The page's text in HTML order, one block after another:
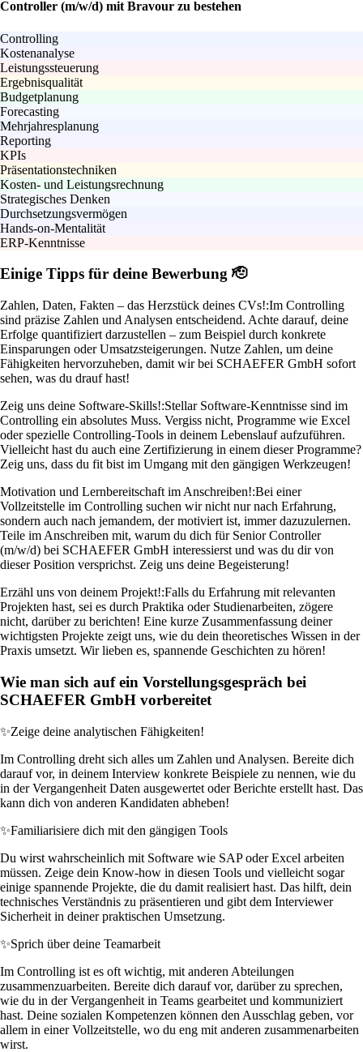
Controller (m/w/d) mit Bravour zu bestehen
Controlling
Kostenanalyse
Leistungssteuerung
Ergebnisqualität
Budgetplanung
Forecasting
Mehrjahresplanung
Reporting
KPIs
Präsentationstechniken
Kosten- und Leistungsrechnung
Strategisches Denken
Durchsetzungsvermögen
Hands-on-Mentalität
ERP-Kenntnisse
Einige Tipps für deine Bewerbung 🫡
Zahlen, Daten, Fakten – das Herzstück deines CVs!:Im Controlling
sind präzise Zahlen und Analysen entscheidend. Achte darauf, deine
Erfolge quantifiziert darzustellen – zum Beispiel durch konkrete
Einsparungen oder Umsatzsteigerungen. Nutze Zahlen, um deine
Fähigkeiten hervorzuheben, damit wir bei SCHAEFER GmbH sofort
sehen, was du drauf hast!
Zeig uns deine Software-Skills!:Stellar Software-Kenntnisse sind im
Controlling ein absolutes Muss. Vergiss nicht, Programme wie Excel
oder spezielle Controlling-Tools in deinem Lebenslauf aufzuführen.
Vielleicht hast du auch eine Zertifizierung in einem dieser Programme?
Zeig uns, dass du fit bist im Umgang mit den gängigen Werkzeugen!
Motivation und Lernbereitschaft im Anschreiben!:Bei einer
Vollzeitstelle im Controlling suchen wir nicht nur nach Erfahrung,
sondern auch nach jemandem, der motiviert ist, immer dazuzulernen.
Teile im Anschreiben mit, warum du dich für Senior Controller
(m/w/d) bei SCHAEFER GmbH interessierst und was du dir von
dieser Position versprichst. Zeig uns deine Begeisterung!
Erzähl uns von deinem Projekt!:Falls du Erfahrung mit relevanten
Projekten hast, sei es durch Praktika oder Studienarbeiten, zögere
nicht, darüber zu berichten! Eine kurze Zusammenfassung deiner
wichtigsten Projekte zeigt uns, wie du dein theoretisches Wissen in der
Praxis umsetzt. Wir lieben es, spannende Geschichten zu hören!
Wie man sich auf ein Vorstellungsgespräch bei
SCHAEFER GmbH vorbereitet
✨Zeige deine analytischen Fähigkeiten!
Im Controlling dreht sich alles um Zahlen und Analysen. Bereite dich
darauf vor, in deinem Interview konkrete Beispiele zu nennen, wie du
in der Vergangenheit Daten ausgewertet oder Berichte erstellt hast. Das
kann dich von anderen Kandidaten abheben!
✨Familiarisiere dich mit den gängigen Tools
Du wirst wahrscheinlich mit Software wie SAP oder Excel arbeiten
müssen. Zeige dein Know-how in diesen Tools und vielleicht sogar
einige spannende Projekte, die du damit realisiert hast. Das hilft, dein
technisches Verständnis zu präsentieren und gibt dem Interviewer
Sicherheit in deiner praktischen Umsetzung.
✨Sprich über deine Teamarbeit
Im Controlling ist es oft wichtig, mit anderen Abteilungen
zusammenzuarbeiten. Bereite dich darauf vor, darüber zu sprechen,
wie du in der Vergangenheit in Teams gearbeitet und kommuniziert
hast. Deine sozialen Kompetenzen können den Ausschlag geben, vor
allem in einer Vollzeitstelle, wo du eng mit anderen zusammenarbeiten
wirst.